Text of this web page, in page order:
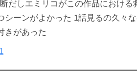
だしエミリコがこの作品における
シーンがよかった 1話見るの久々
きがあった